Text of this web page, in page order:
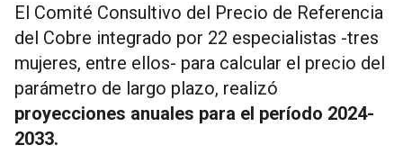
El Comité Consultivo del Precio de Referencia
del Cobre integrado por 22 especialistas -tres
mujeres, entre ellos- para calcular el precio del
parámetro de largo plazo, realizó
proyecciones anuales para el período 2024-
2033.